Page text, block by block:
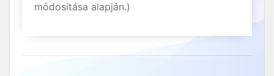
módosítása alapján.)